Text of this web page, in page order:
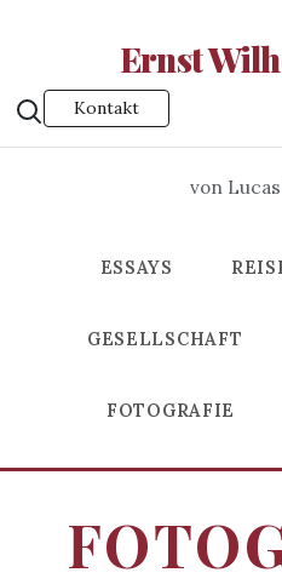
Ernst
Kontakt
von
ESSAYS
GESELLSCHAFT
FOTOGRAFIE